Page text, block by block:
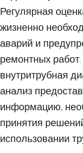
Регулярная
жизненно
аварий и
ремонтных
внутритрубная
анализ
информацию,
принятия
использовании